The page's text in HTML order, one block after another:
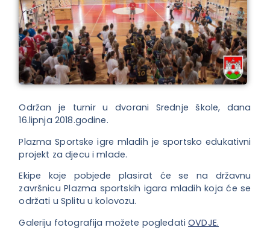
Održan je turnir u dvorani Srednje škole, dana
16.lipnja 2018.godine.
Plazma Sportske igre mladih je sportsko edukativni
projekt za djecu i mlade.
Ekipe koje pobjede plasirat će se na državnu
završnicu Plazma sportskih igara mladih koja će se
održati u Splitu u kolovozu.
Galeriju fotografija možete pogledatiOVDJE.